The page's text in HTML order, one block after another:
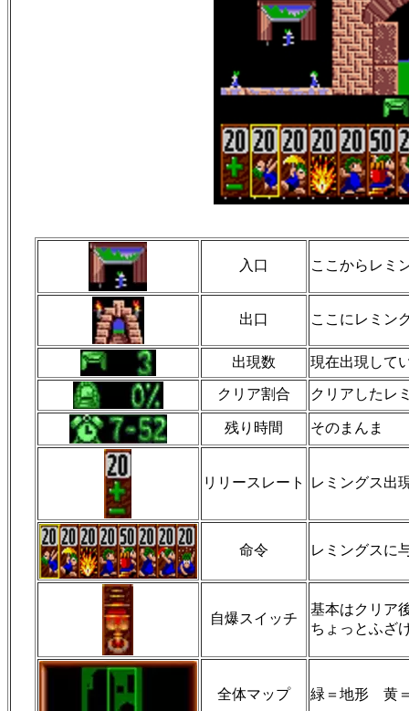
入口 ここからレミ
出口 ここにレミン
出現数 現在出現して
クリア割合 クリアしたレ
残り時間 そのまんま
リリースレート レミングス出
命令 レミングスに
自爆スイッチ
基本はクリア
ちょっとふざ
全体マップ 緑＝地形 黄